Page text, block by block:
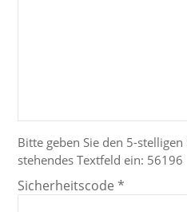
Bitte geben Sie den 5-
stehendes Textfeld ein: 56196
Sicherheitscode*